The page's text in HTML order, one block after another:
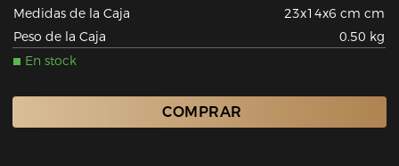
Medidas de la Caja
23x14x6 cm cm
Peso de la Caja
0.50 kg
En stock
COMPRAR